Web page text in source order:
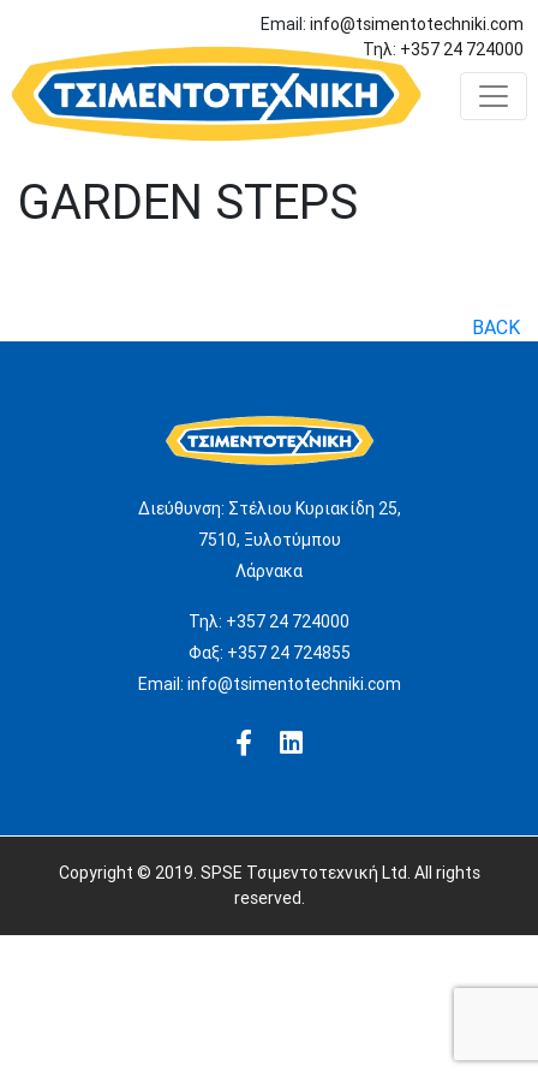
Email: info@tsimentotechniki.com
Τηλ: +357 24 724000
GARDEN STEPS
BACK
Διεύθυνση: Στέλιου Κυριακίδη 25,
7510, Ξυλοτύμπου
Λάρνακα
Τηλ: +357 24 724000
Φαξ: +357 24 724855
Email: info@tsimentotechniki.com
Copyright © 2019. SPSE Τσιμεντοτεχνική Ltd. All rights
reserved.